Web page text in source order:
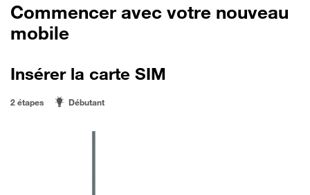
Commencer avec votre nouveau
mobile
Insérer la carte SIM
2 étapes Débutant